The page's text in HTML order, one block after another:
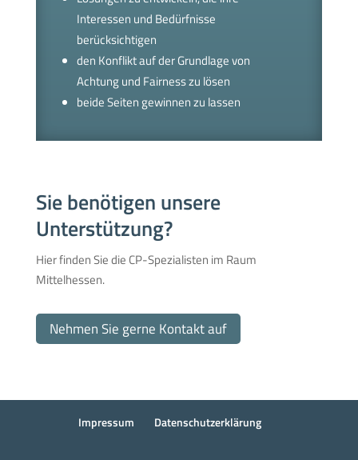
Interessen und Bedürfnisse
berücksichtigen
den Konflikt auf der Grundlage von
Achtung und Fairness zu lösen
beide Seiten gewinnen zu lassen
Sie benötigen unsere
Unterstützung?
Hier finden Sie die CP-Spezialisten im Raum
Mittelhessen.
Nehmen Sie gerne Kontakt auf
Impressum Datenschutzerklärung